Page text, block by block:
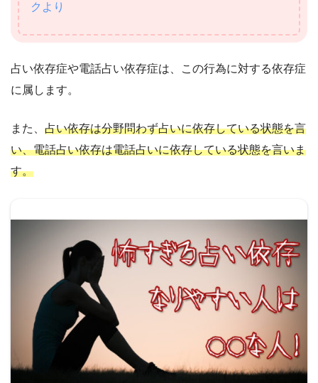
クより
占い依存症や電話占い依存症は、この行為に対する依存症
に属します。
また、 占い依存は分野問わず占いに依存している状態を言
い、電話占い依存は電話占いに依存している状態を言いま
す。